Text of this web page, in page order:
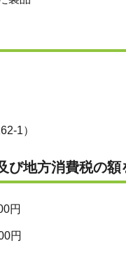
1）
地方消費税の額
円
円